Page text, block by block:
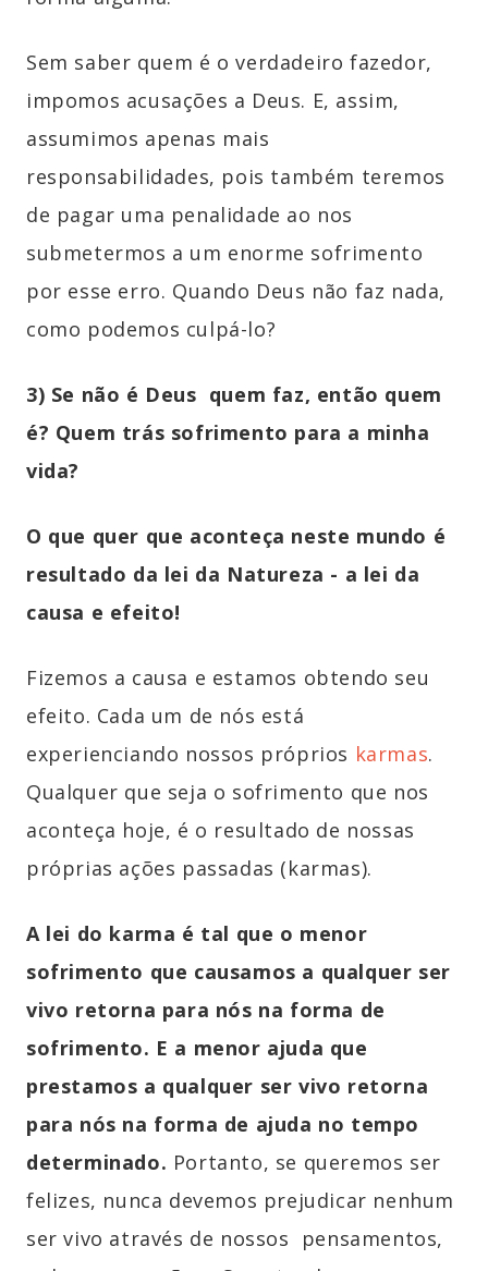
Sem saber quem é o verdadeiro fazedor,
impomos acusações a Deus. E, assim,
assumimos apenas mais
responsabilidades, pois também teremos
de pagar uma penalidade ao nos
submetermos a um enorme sofrimento
por esse erro. Quando Deus não faz nada,
como podemos culpá-lo?
3) Se não é Deus quem faz, então quem
é? Quem trás sofrimento para a minha
vida?
O que quer que aconteça neste mundo é
resultado da lei da Natureza - a lei da
causa e efeito!
Fizemos a causa e estamos obtendo seu
efeito. Cada um de nós está
experienciando nossos próprios karmas.
Qualquer que seja o sofrimento que nos
aconteça hoje, é o resultado de nossas
próprias ações passadas (karmas).
A lei do karma é tal que o menor
sofrimento que causamos a qualquer ser
vivo retorna para nós na forma de
sofrimento. E a menor ajuda que
prestamos a qualquer ser vivo retorna
para nós na forma de ajuda no tempo
determinado. Portanto, se queremos ser
felizes, nunca devemos prejudicar nenhum
ser vivo através de nossos pensamentos,